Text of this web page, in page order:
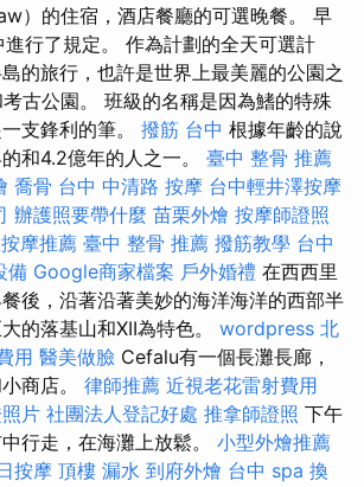
）的住宿，酒店餐廳的可選晚餐。 早
行了規定。 作為計劃的全天可選計
的旅行，也許是世界上最美麗的公園之
古公園。 班級的名稱是因為鰭的特殊
支鋒利的筆。 撥筋 台中 根據年齡的說
和4.2億年的人之一。 臺中 整骨 推薦
喬骨 台中 中清路 按摩 台中輕井澤按摩
辦護照要帶什麼 苗栗外燴 按摩師證照
摩推薦 臺中 整骨 推薦 撥筋教學 台中
備 Google商家檔案 戶外婚禮 在西西里
後，沿著沿著美妙的海洋海洋的西部半
的落基山和XII為特色。 wordpress 北
用 醫美做臉 Cefalu有一個長灘長廊，
商店。 律師推薦 近視老花雷射費用
片 社團法人登記好處 推拿師證照 下午
行走，在海灘上放鬆。 小型外燴推薦
按摩 頂樓 漏水 到府外燴 台中 spa 換